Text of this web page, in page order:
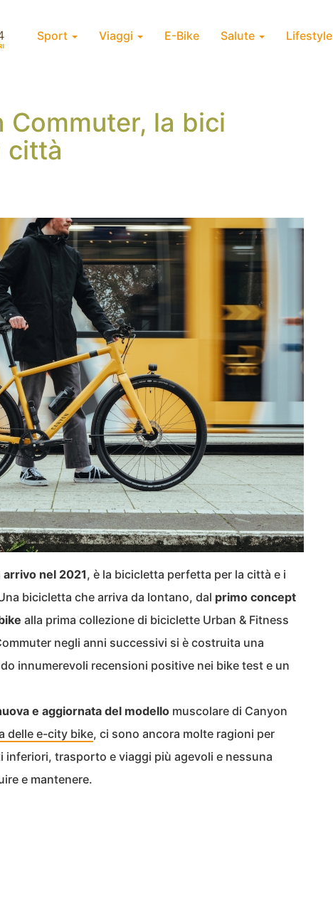
Sport Viaggi E-Bike Salute Lifestyle
Commuter, la bici
città
nel 2021, è la bicicletta perfetta per la città e i
bicicletta che arriva da lontano, dal primo concept
alla prima collezione di biciclette Urban & Fitness
negli anni successivi si è costruita una
innumerevoli recensioni positive nei bike test e un
e aggiornata del modello muscolare di Canyon
delle e-city bike, ci sono ancora molte ragioni per
trasporto e viaggi più agevoli e nessuna
e mantenere.